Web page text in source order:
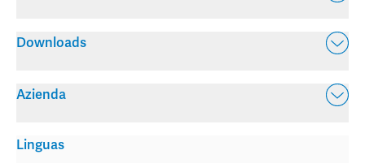
Downloads
Azienda
Linguas